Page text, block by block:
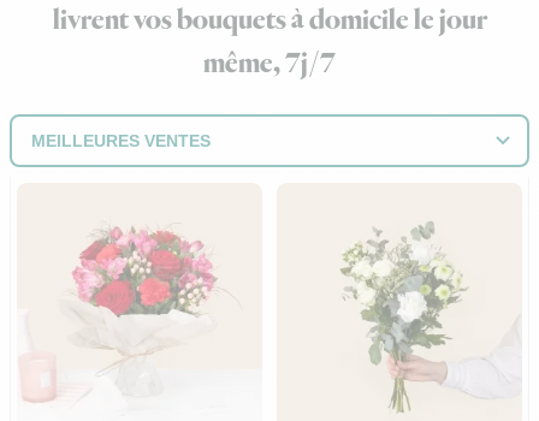
livrent vos bouquets à domicile le jour
même, 7j/7